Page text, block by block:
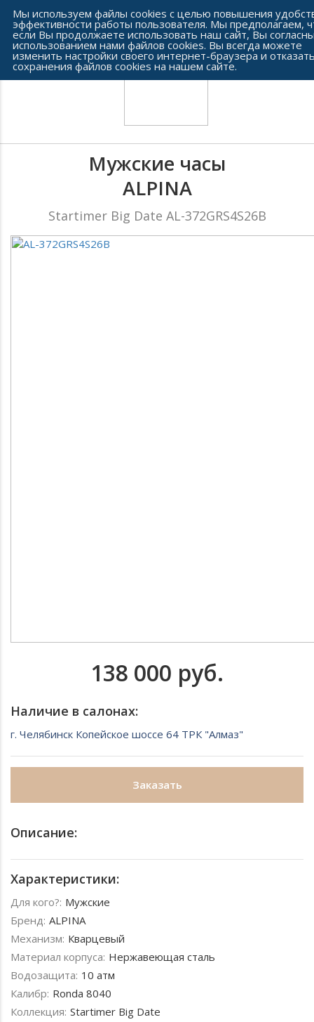
Сеть часовых салонов г. Челябинска
Мужские часы
ALPINA
Startimer Big Date AL-372GRS4S26B
138 000 руб.
Наличие в салонах:
г. Челябинск Копейское шоссе 64 ТРК "Алмаз"
Заказать
Описание:
Характеристики:
Для кого?: Мужские
Бренд: ALPINA
Механизм: Кварцевый
Материал корпуса: Нержавеющая сталь
Водозащита: 10 атм
Калибр: Ronda 8040
Коллекция: Startimer Big Date
Мы используем файлы cookies с целью повышения
эффективности работы пользователя. Мы предполагаем,
если Вы продолжаете использовать наш сайт, Вы
использованием нами файлов cookies. Вы всегда можете
изменить настройки своего интернет-браузера и
сохранения файлов cookies на нашем сайте.